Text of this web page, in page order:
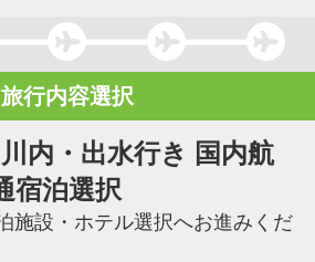
旅行内容選択
内・出水行き 国内航
宿泊選択
施設・ホテル選択へお進みくだ